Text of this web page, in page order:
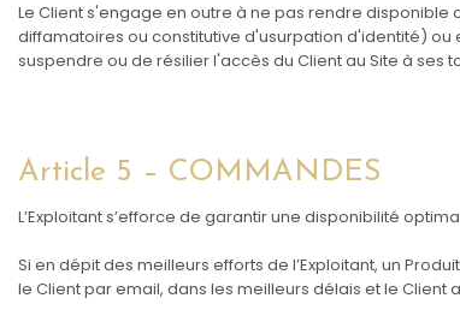
Le Client s'engage en outre à ne pas rendre
diffamatoires ou constitutive d'usurpation d'identité) ou
suspendre ou de résilier l'accès du Client au Site à ses
Article 5 – COMMANDES
L’Exploitant s’efforce de garantir une disponibilité
Si en dépit des meilleurs efforts de l’Exploitant, un
le Client par email, dans les meilleurs délais et le Client